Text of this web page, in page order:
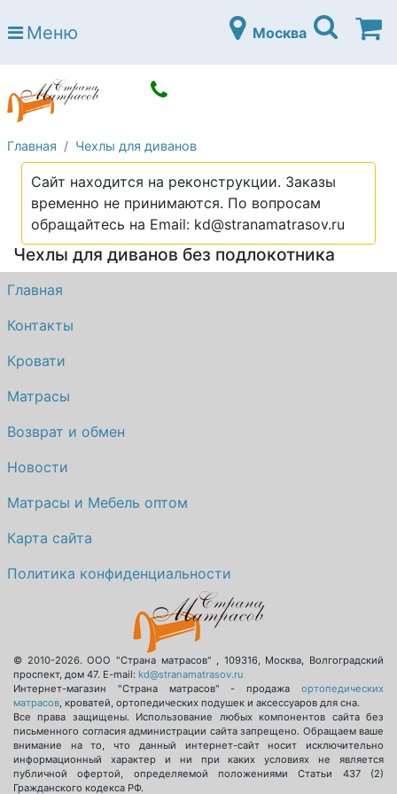
Страна матрасов
Open submenu (Матрасы)
Open submenu (Кровати)
Кровати
Open submenu (Аксессуары)
Open submenu (Диваны)
Диваны
Open submenu (Постельное белье)
Постельное белье
Open submenu (Мебель)
Мебель
Open submenu (Основания)
Основания
Open submenu (Детские матрасы)
Open submenu (Детские кровати)
Open submenu (Шкафы)
Меню Москва
Главная Чехлы для диванов
Сайт находится на реконструкции. Заказы
временно не принимаются. По вопросам
обращайтесь на Email: kd@stranamatrasov.ru
Чехлы для диванов без подлокотника
Главная
Контакты
Кровати
Матрасы
Возврат и обмен
Новости
Матрасы и Мебель оптом
Карта сайта
Политика конфиденциальности
© 2010-2026.ООО "Страна матрасов" , 109316, Москва, Волгоградский
проспект, дом 47. E-mail: kd@stranamatrasov.ru
Интернет-магазин "Страна матрасов" - продажа ортопедических
матрасов, кроватей, ортопедических подушек и аксессуаров для сна.
Все права защищены. Использование любых компонентов сайта без
письменного согласия администрации сайта запрещено. Обращаем ваше
внимание на то, что данный интернет-сайт носит исключительно
информационный характер и ни при каких условиях не является
публичной офертой, определяемой положениями Статьи 437 (2)
Гражданского кодекса РФ.